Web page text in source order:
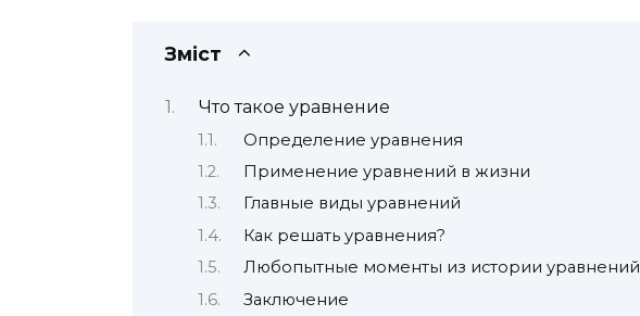
Зміст
Что такое уравнение
Определение уравнения
Применение уравнений в жизни
Главные виды уравнений
Как решать уравнения?
Любопытные моменты из истории уравнений
Заключение